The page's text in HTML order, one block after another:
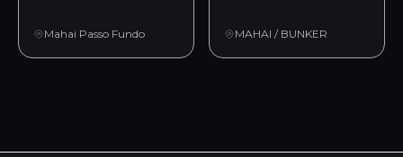
Mahai Passo Fundo MAHAI / BUNKER